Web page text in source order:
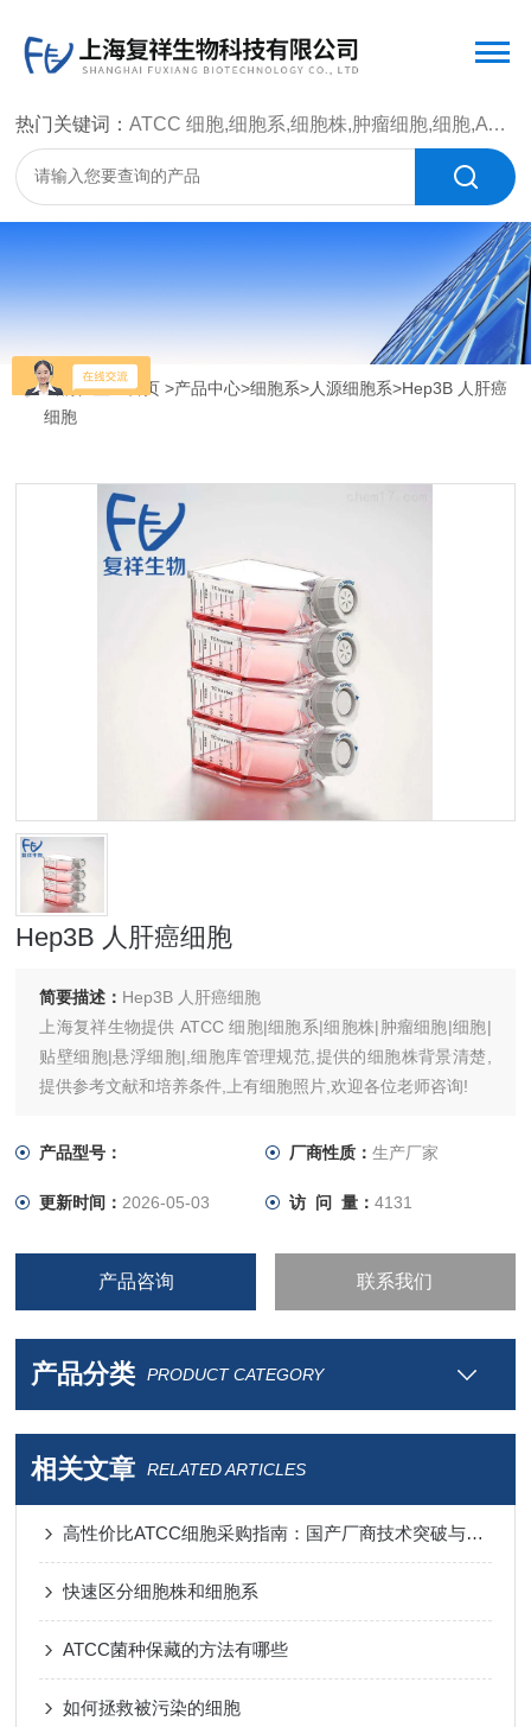
热门关键词：ATCC 细胞,细胞系,细胞株,肿瘤细胞,细胞,ATCC 菌种，CMCC 菌种，标准菌株，质控菌种，微生物菌种，菌株，菌种
当前位置：首页>产品中心>细胞系>人源细胞系>Hep3B 人肝癌
细胞
Hep3B 人肝癌细胞
简要描述： Hep3B 人肝癌细胞
上海复祥生物提供 ATCC 细胞|细胞系|细胞株|肿瘤细胞|细胞|
贴壁细胞|悬浮细胞|,细胞库管理规范,提供的细胞株背景清楚,
提供参考文献和培养条件,上有细胞照片,欢迎各位老师咨询!
产品型号： 厂商性质： 生产厂家
更新时间： 2026-05-03 访 问 量： 4131
产品咨询 联系我们
产品分类 PRODUCT CATEGORY
相关文章 RELATED ARTICLES
高性价比ATCC细胞采购指南：国产厂商技术突破与进口替代分析
快速区分细胞株和细胞系
ATCC菌种保藏的方法有哪些
如何拯救被污染的细胞